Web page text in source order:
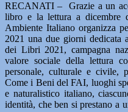
RECANATI – Grazie a un
libro e la lettura a dicembre
Ambiente Italiano organizza
2021 una due giorni dedicata
dei Libri 2021, campagna
valore sociale della lettura
personale, culturale e civile,
Come i Beni del FAI, luoghi
e naturalistico italiano,
identità, che ben si prestano a